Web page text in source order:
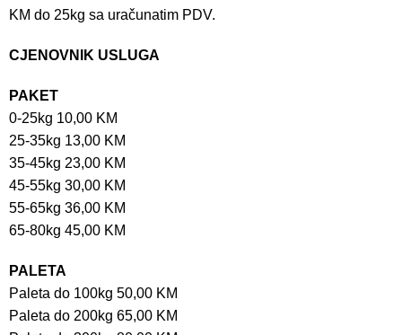
KM do 25kg sa uračunatim PDV.
CJENOVNIK USLUGA
PAKET
0-25kg 10,00 KM
25-35kg 13,00 KM
35-45kg 23,00 KM
45-55kg 30,00 KM
55-65kg 36,00 KM
65-80kg 45,00 KM
PALETA
Paleta do 100kg 50,00 KM
Paleta do 200kg 65,00 KM